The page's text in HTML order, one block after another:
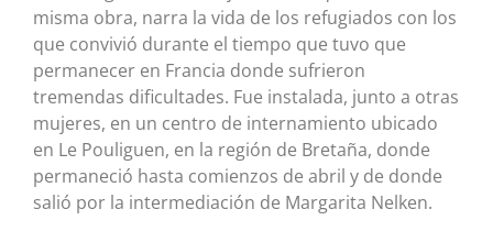
misma obra, narra la vida de los refugiados con los
que convivió durante el tiempo que tuvo que
permanecer en Francia donde sufrieron
tremendas dificultades. Fue instalada, junto a otras
mujeres, en un centro de internamiento ubicado
en Le Pouliguen, en la región de Bretaña, donde
permaneció hasta comienzos de abril y de donde
salió por la intermediación de Margarita Nelken.